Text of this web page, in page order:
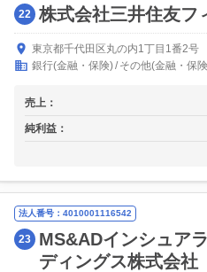
22 株式会社三井住友フ
東京都千代田区丸の内1丁目1番2号
銀行(金融・保険) その他(金融・保
売上：
純利益：
法人番号：4010001116542
23
MS&ADインシュア
ディングス株式会社